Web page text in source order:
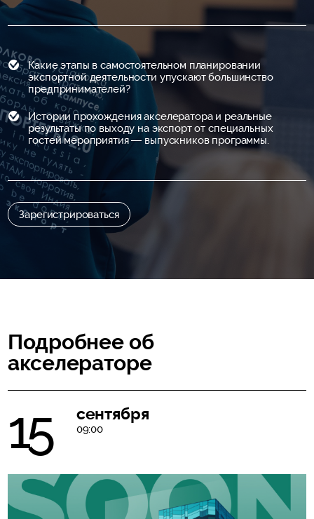
Какие этапы в самостоятельном планировании
экспортной деятельности упускают большинство
предпринимателей?
Истории прохождения акселератора и реальные
результаты по выходу на экспорт от специальных
гостей мероприятия — выпускников программы.
Зарегистрироваться
Подробнее об
акселераторе
15 сентября
09:00